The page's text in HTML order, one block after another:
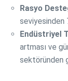
Rasyo
seviyesinden
Endüstriyel
artması ve
sektöründen